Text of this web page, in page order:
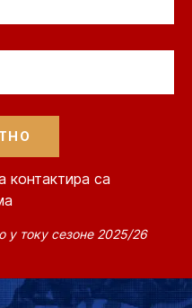
са
у току сезоне 2025/26